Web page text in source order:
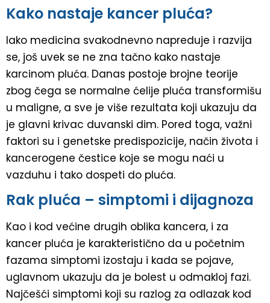
Kako nastaje kancer pluća?
Iako medicina svakodnevno napreduje i razvija
se, još uvek se ne zna tačno kako nastaje
karcinom pluća. Danas postoje brojne teorije
zbog čega se normalne ćelije pluća transformišu
u maligne, a sve je više rezultata koji ukazuju da
je glavni krivac duvanski dim. Pored toga, važni
faktori su i genetske predispozicije, način života i
kancerogene čestice koje se mogu naći u
vazduhu i tako dospeti do pluća.
Rak pluća – simptomi i dijagnoza
Kao i kod većine drugih oblika kancera, i za
kancer pluća je karakteristično da u početnim
fazama simptomi izostaju i kada se pojave,
uglavnom ukazuju da je bolest u odmakloj fazi.
Najčešći simptomi koji su razlog za odlazak kod